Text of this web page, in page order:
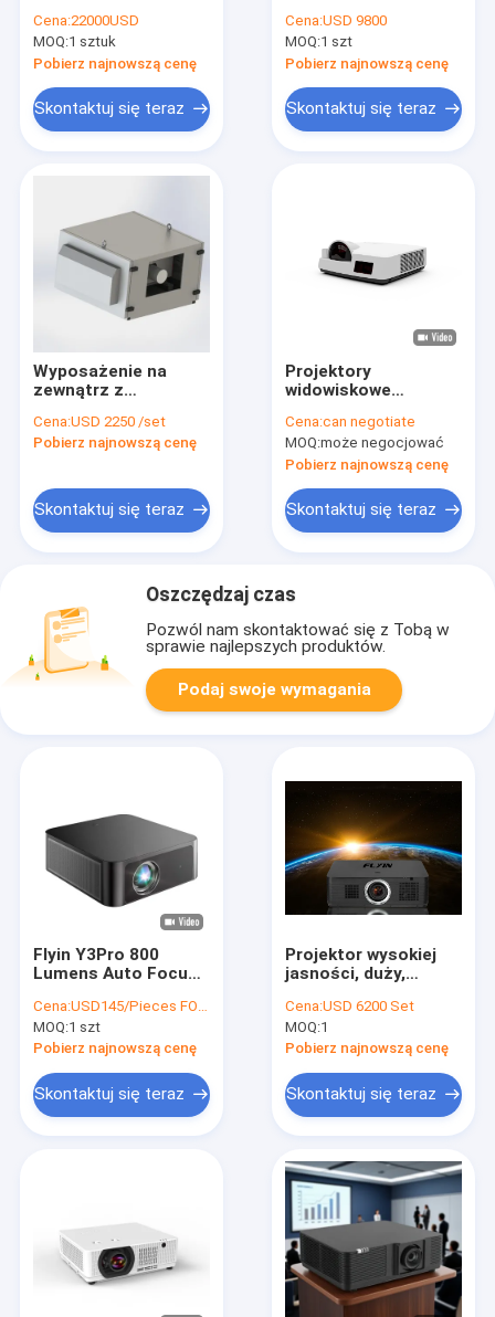
Cena:22000USD
MOQ:1 sztuk
Pobierz najnowszą cenę
Skontaktuj się teraz
Cena:USD 9800
MOQ:1 szt
Pobierz najnowszą cenę
Skontaktuj się teraz
Wyposażenie na
zewnątrz z
temperaturą
projektorem
Cena:USD 2250 /set
Pobierz najnowszą cenę
Skontaktuj się teraz
Projektory
widowiskowe
Cena:can negotiate
MOQ:może negocjować
Pobierz najnowszą cenę
Skontaktuj się teraz
Oszczędzaj czas
Pozwól nam skontaktować się z Tobą w
sprawie najlepszych produktów.
Podaj swoje wymagania
Flyin Y3Pro 800
Lumens Auto Focus
Android 9.0 3D 4K
Ultra Hd Home
Theater Projektor
Cena:USD145/Pieces FOB Shenzhen
MOQ:1 szt
Pobierz najnowszą cenę
Skontaktuj się teraz
Projektor wysokiej
jasności, duży,
rozdzielczości 12000
lumenów, projektor
laserowy 3LCD
Cena:USD 6200 Set
MOQ:1
Pobierz najnowszą cenę
Skontaktuj się teraz